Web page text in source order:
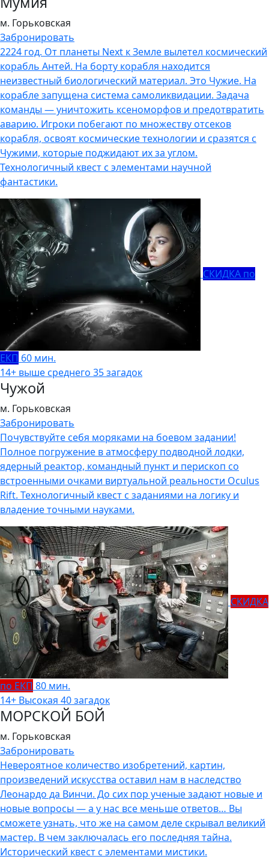
м. Горьковская
Забронировать
2224 год. От планеты Next к Земле вылетел космический
корабль Антей. На борту корабля находится
неизвестный биологический материал. Это Чужие. На
корабле запущена система самоликвидации. Задача
команды — уничтожить ксеноморфов и предотвратить
аварию. Игроки побегают по множеству отсеков
корабля, освоят космические технологии и сразятся с
Чужими, которые поджидают их за углом.
Технологичный квест с элементами научной
фантастики.
СКИДКА по
ЕКП 60 мин.
14+ выше среднего 35 загадок
Чужой
м. Горьковская
Забронировать
Почувствуйте себя моряками на боевом задании!
Полное погружение в атмосферу подводной лодки,
ядерный реактор, командный пункт и перископ со
встроенными очками виртуальной реальности Oculus
Rift. Технологичный квест с заданиями на логику и
владение точными науками.
СКИДКА
по ЕКП 80 мин.
14+ Высокая 40 загадок
МОРСКОЙ БОЙ
м. Горьковская
Забронировать
Невероятное количество изобретений, картин,
произведений искусства оставил нам в наследство
Леонардо да Винчи. До сих пор ученые задают новые и
новые вопросы — а у нас все меньше ответов… Вы
сможете узнать, что же на самом деле скрывал великий
мастер. В чем заключалась его последняя тайна.
Исторический квест с элементами мистики.